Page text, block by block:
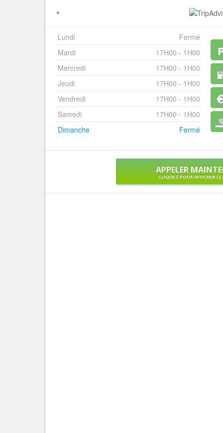
Lundi
Fermé
Mardi
17H00 - 1H00
Mercredi
17H00 - 1H00
Jeudi
17H00 - 1H00
Vendredi
17H00 - 1H00
Samedi
17H00 - 1H00
Dimanche
Fermé
APPELER
CLIQUEZ POUR AFFICHER